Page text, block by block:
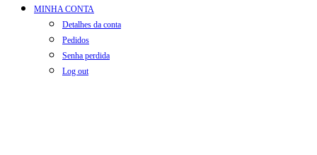
MINHA CONTA
Detalhes da conta
Pedidos
Senha perdida
Log out